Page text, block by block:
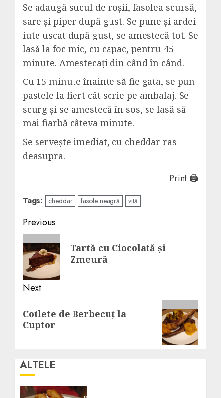
Se adaugă sucul de roșii, fasolea scursă,
sare și piper după gust. Se pune și ardei
iute uscat după gust, se amestecă tot. Se
lasă la foc mic, cu capac, pentru 45
minute. Amestecați din când în când.
Cu 15 minute înainte să fie gata, se pun
pastele la fiert cât scrie pe ambalaj. Se
scurg și se amestecă în sos, se lasă să
mai fiarbă câteva minute.
Se servește imediat, cu cheddar ras
deasupra.
Print 🖨
Tags: cheddar fasole neagră vită
Post
navigation
Previous
Previous
post:
Tartă cu Ciocolată și
Zmeură
Next
post:
Cotlete de Berbecuț la
Cuptor
ALTELE